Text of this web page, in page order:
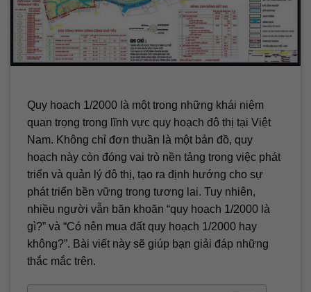
Quy hoạch 1/2000 là một trong những khái niệm
quan trọng trong lĩnh vực quy hoạch đô thị tại Việt
Nam. Không chỉ đơn thuần là một bản đồ, quy
hoạch này còn đóng vai trò nền tảng trong việc phát
triển và quản lý đô thị, tạo ra định hướng cho sự
phát triển bền vững trong tương lai. Tuy nhiên,
nhiều người vẫn băn khoăn “quy hoạch 1/2000 là
gì?” và “Có nên mua đất quy hoạch 1/2000 hay
không?”. Bài viết này sẽ giúp bạn giải đáp những
thắc mắc trên.